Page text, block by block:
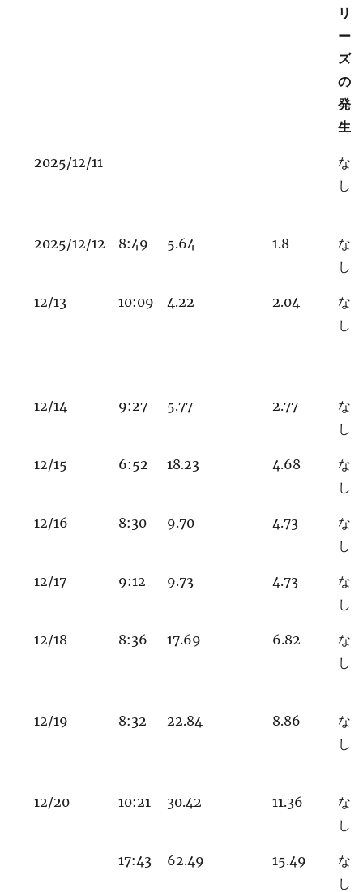
リ
ー
ズ
の
発
生
2025/12/11
な
し
2025/12/12 8:49 5.64 1.8
な
し
12/13 10:09 4.22 2.04
な
し
12/14 9:27 5.77 2.77
な
し
12/15 6:52 18.23 4.68
な
し
12/16 8:30 9.70 4.73
な
し
12/17 9:12 9.73 4.73
な
し
12/18 8:36 17.69 6.82
な
し
12/19 8:32 22.84 8.86
な
し
12/20 10:21 30.42 11.36
な
し
17:43 62.49 15.49
な
し